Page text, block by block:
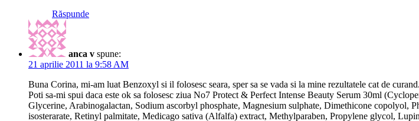
Răspunde
anca v spune:
21 aprilie 2011 la 9:58 AM
Buna Corina, mi-am luat Benzoxyl si il folosesc seara, sper sa se vada si la mine rezultatele cat de curand.
Poti sa-mi spui daca este ok sa folosesc ziua No7 Protect & Perfect Intense Beauty Serum 30ml
Glycerine, Arabinogalactan, Sodium ascorbyl phosphate, Magnesium sulphate, Dimethicone
isosterarate, Retinyl palmitate, Medicago sativa (Alfalfa) extract, Methylparaben, Propylene glycol,